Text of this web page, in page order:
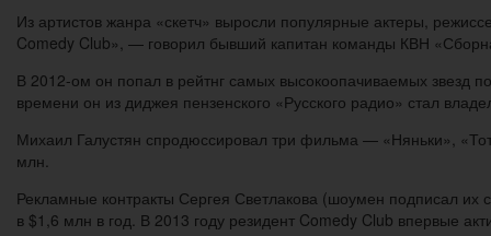
Из артистов жанра «скетч» выросли популярные актеры,
Comedy Club», — говорил бывший капитан команды КВН
В 2012-ом он попал в рейтнг самых высокоопачиваемых звезд
времени он из диджея пензенского «Русского радио» стал
Михаил Галустян спродюссировал три фильма — «Няньки»,
млн.
Рекламные контракты Сергея Светлакова (шоумен подписал
в $1,6 млн в год. В 2013 году резидент Comedy Club впервые